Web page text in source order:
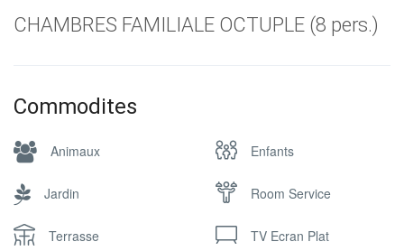
CHAMBRES FAMILIALE OCTUPLE (8 pers.)
Commodites
Animaux Enfants
Jardin Room Service
Terrasse TV Ecran Plat